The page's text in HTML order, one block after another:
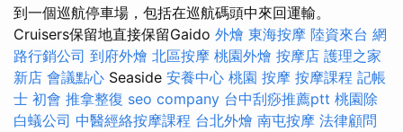
到一個巡航停車場，包括在巡航碼頭中來回運輸。
Cruisers保留地直接保留Gaido 外燴 東海按摩 陸資來台 網
路行銷公司 到府外燴 北區按摩 桃園外燴 按摩店 護理之家
新店 會議點心 Seaside 安養中心 桃園 按摩 按摩課程 記帳
士 初會 推拿整復 seo company 台中刮痧推薦ptt 桃園除
白蟻公司 中醫經絡按摩課程 台北外燴 南屯按摩 法律顧問